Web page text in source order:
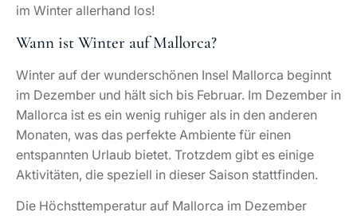
im Winter allerhand los!
Wann ist Winter auf Mallorca?
Winter auf der wunderschönen Insel Mallorca beginnt
im Dezember und hält sich bis Februar. Im Dezember in
Mallorca ist es ein wenig ruhiger als in den anderen
Monaten, was das perfekte Ambiente für einen
entspannten Urlaub bietet. Trotzdem gibt es einige
Aktivitäten, die speziell in dieser Saison stattfinden.
Die Höchsttemperatur auf Mallorca im Dezember